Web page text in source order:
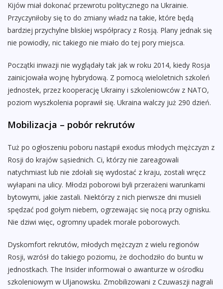
Kijów miał dokonać przewrotu politycznego na Ukrainie.
Przyczyniłoby się to do zmiany władz na takie, które będą
bardziej przychylne bliskiej współpracy z Rosją. Plany jednak się
nie powiodły, nic takiego nie miało do tej pory miejsca.
Początki inwazji nie wyglądały tak jak w roku 2014, kiedy Rosja
zainicjowała wojnę hybrydową. Z pomocą wieloletnich szkoleń
jednostek, przez kooperację Ukrainy i szkoleniowców z NATO,
poziom wyszkolenia poprawił się. Ukraina walczy już 290 dzień.
Mobilizacja – pobór rekrutów
Tuż po ogłoszeniu poboru nastąpił exodus młodych mężczyzn z
Rosji do krajów sąsiednich. Ci, którzy nie zareagowali
natychmiast lub nie zdołali się wydostać z kraju, zostali wręcz
wyłapani na ulicy. Młodzi poborowi byli przerażeni warunkami
bytowymi, jakie zastali. Niektórzy z nich pierwsze dni musieli
spędzać pod gołym niebem, ogrzewając się nocą przy ognisku.
Nie dziwi więc, ogromny upadek morale poborowych.
Dyskomfort rekrutów, młodych mężczyzn z wielu regionów
Rosji, wzrósł do takiego poziomu, że dochodziło do buntu w
jednostkach. The Insider informował o awanturze w ośrodku
szkoleniowym w Uljanowsku. Zmobilizowani z Czuwaszji nagrali